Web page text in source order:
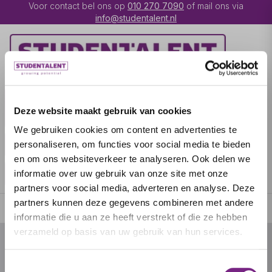
Deze website maakt gebruik van cookies
We gebruiken cookies om content en advertenties te
personaliseren, om functies voor social media te bieden
en om ons websiteverkeer te analyseren. Ook delen we
informatie over uw gebruik van onze site met onze
partners voor social media, adverteren en analyse. Deze
partners kunnen deze gegevens combineren met andere
informatie die u aan ze heeft verstrekt of die ze hebben
verzameld op basis van uw gebruik van hun services.
Voor contact bel ons op 010 270 7090 of mail ons via
info@studentalent.nl
UITZENDKRACHT
IK BEN WERKGEVER OVER STUDENTALENT
SPECIALISATIES